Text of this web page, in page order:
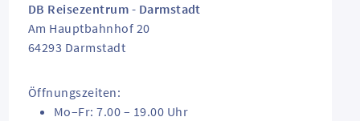
DB Reisezentrum - Darmstadt
Am Hauptbahnhof 20
64293 Darmstadt
Öffnungszeiten:
Mo–Fr: 7.00 – 19.00 Uhr